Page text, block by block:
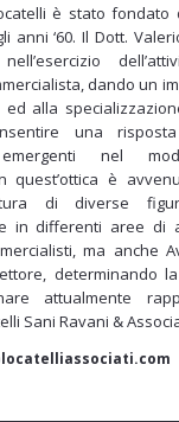
è stato fondato
anni ‘60. Il Dott.
dando un
ed alla
una
nel
quest’ottica è
di diverse
in differenti aree di
ma anche
determinando
attualmente
Sani Ravani &